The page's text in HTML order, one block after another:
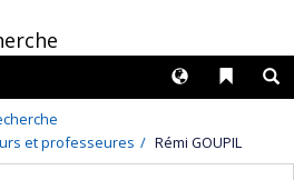
Liens
Langues
et professeures
Rémi GOUPIL